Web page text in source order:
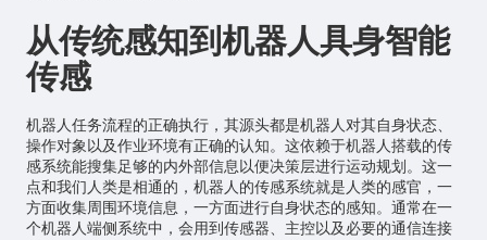
从传统感知到机器人具身智能
传感
机器人任务流程的正确执行，其源头都是机器人对其自身状态、
操作对象以及作业环境有正确的认知。这依赖于机器人搭载的传
感系统能搜集足够的内外部信息以便决策层进行运动规划。这一
点和我们人类是相通的，机器人的传感系统就是人类的感官，一
方面收集周围环境信息，一方面进行自身状态的感知。通常在一
个机器人端侧系统中，会用到传感器、主控以及必要的通信连接